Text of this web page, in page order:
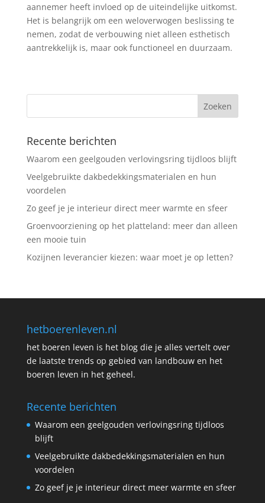
aannemer heeft invloed op de uiteindelijke uitkomst.
Het is belangrijk om een weloverwogen beslissing te
nemen, zodat de verbouwing niet alleen esthetisch
aantrekkelijk is, maar ook functioneel en duurzaam.
Recente berichten
Waarom een geelgouden verlovingsring tijdloos blijft
Veelgebruikte dakbedekkingsmaterialen en hun
voordelen
Zo geef je je interieur direct meer warmte en sfeer
Groenvoorziening op het platteland: meer dan alleen
een mooie tuin
Kozijnen leverancier kiezen: waar moet je op letten?
hetboerenleven.nl
het boeren leven is het blog die je alles vertelt over
de laatste trends op gebied van landbouw en het
boeren leven in het geheel.
Recente berichten
Waarom een geelgouden verlovingsring tijdloos
blijft
Veelgebruikte dakbedekkingsmaterialen en hun
voordelen
Zo geef je je interieur direct meer warmte en sfeer